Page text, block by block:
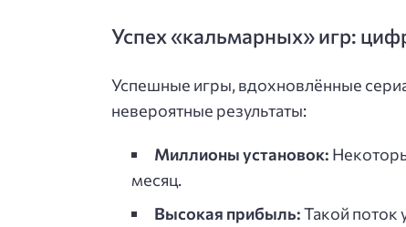
Успех «кальмарных» игр:
Успешные игры, вдохновлённые
невероятные результаты:
Миллионы установок:
месяц.
Высокая прибыль:Такой поток